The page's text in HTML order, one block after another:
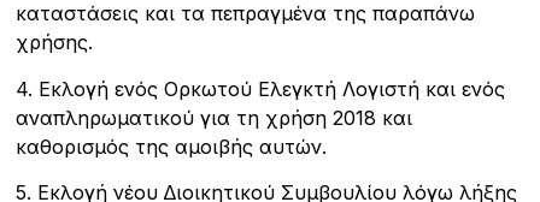
καταστάσεις και τα πεπραγµένα της παραπάνω
χρήσης.
4. Εκλογή ενός Ορκωτού Ελεγκτή Λογιστή και ενός
αναπληρωµατικού για τη χρήση 2018 και
καθορισµός της αµοιβής αυτών.
5. Εκλογή νέου ∆ιοικητικού Συµβουλίου λόγω λήξης